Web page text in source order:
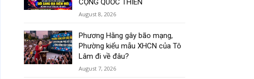
CỘNG QUỐC THIÊN
August 8, 2026
Phương Hằng gây bão mạng,
Phường kiểu mẫu XHCN của Tô
Lâm đi về đâu?
August 7, 2026